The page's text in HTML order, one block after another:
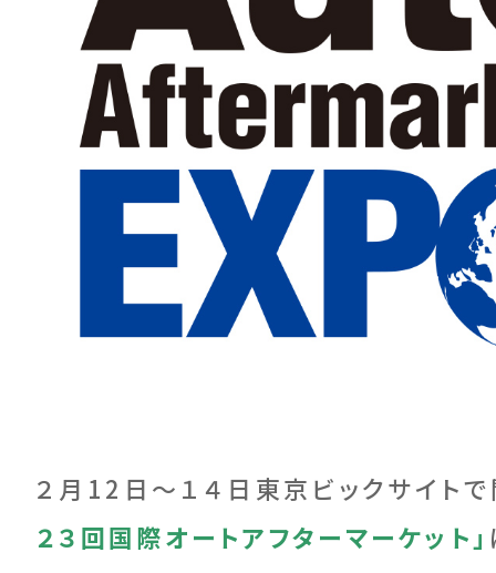
２月12日～１４日東京ビックサイト
２３回国際オートアフターマーケット」